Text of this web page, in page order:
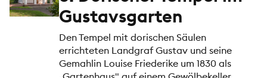
Gustavsgarten
Den Tempel mit dorischen Säulen
errichteten Landgraf Gustav und seine
Gemahlin Louise Friederike um 1830 als